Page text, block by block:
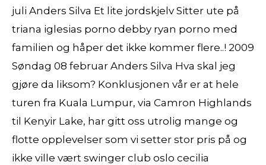
juli Anders Silva Et lite jordskjelv Sitter ute på
triana iglesias porno debby ryan porno med
familien og håper det ikke kommer flere..! 2009
Søndag 08 februar Anders Silva Hva skal jeg
gjøre da liksom? Konklusjonen vår er at hele
turen fra Kuala Lumpur, via Camron Highlands
til Kenyir Lake, har gitt oss utrolig mange og
flotte opplevelser som vi setter stor pris på og
ikke ville vært swinger club oslo cecilia